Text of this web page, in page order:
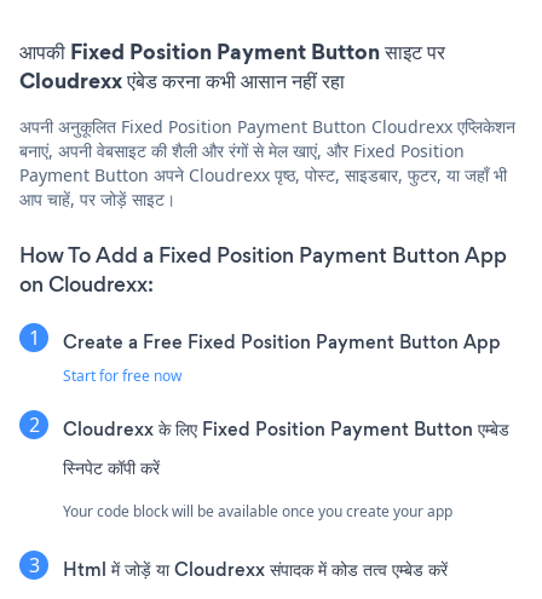
आपकी Fixed Position Payment Button साइट पर
Cloudrexx एंबेड करना कभी आसान नहीं रहा
अपनी अनुकूलित Fixed Position Payment Button Cloudrexx एप्लिकेशन
बनाएं, अपनी वेबसाइट की शैली और रंगों से मेल खाएं, और Fixed Position
Payment Button अपने Cloudrexx पृष्ठ, पोस्ट, साइडबार, फुटर, या जहाँ भी
आप चाहें, पर जोड़ें साइट।
How To Add a Fixed Position Payment Button App
on Cloudrexx:
Create a Free Fixed Position Payment Button App
Start for free now
Cloudrexx के लिए Fixed Position Payment Button एम्बेड
स्निपेट कॉपी करें
Your code block will be available once you create your app
Html में जोड़ें या Cloudrexx संपादक में कोड तत्व एम्बेड करें